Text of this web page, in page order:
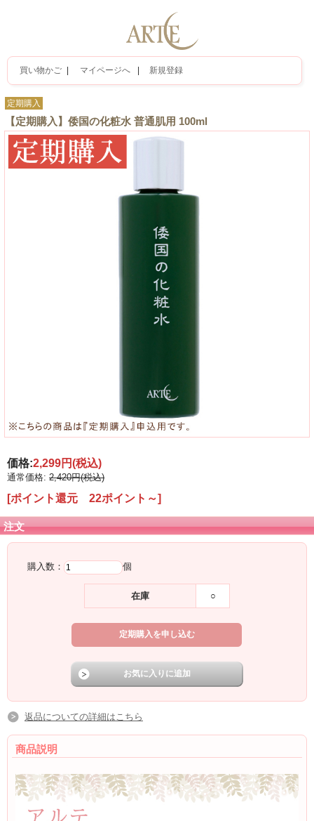
買い物かご マイページへ 新規登録
定期購入
【定期購入】倭国の化粧水 普通肌用 100ml
価格:2,299円(税込)
通常価格: 2,420円(税込)
[ポイント還元 22ポイント～]
注文
購入数： 個
在庫 ○
返品についての詳細はこちら
商品説明